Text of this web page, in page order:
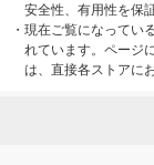
安全性、有用性を保
・ 現在ご覧になってい
れています。ページ
は、直接各ストアに